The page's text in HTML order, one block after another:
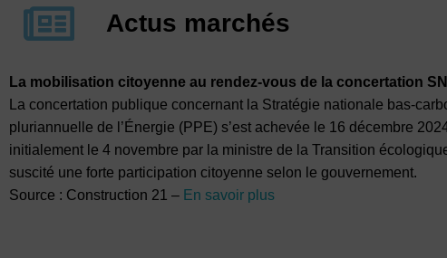
Actus marchés
La mobilisation citoyenne au rendez-vous de la concertation
La concertation publique concernant la Stratégie nationale bas-
pluriannuelle de l’Énergie (PPE) s’est achevée le 16 décembre
initialement le 4 novembre par la ministre de la Transition
suscité une forte participation citoyenne selon le gouvernement.
Source : Construction 21 – En savoir plus